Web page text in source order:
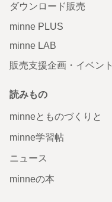
ダウンロード販売
minne PLUS
minne LAB
販売支援企画・イベント
読みもの
minneとものづくりと
minne学習帖
ニュース
minneの本